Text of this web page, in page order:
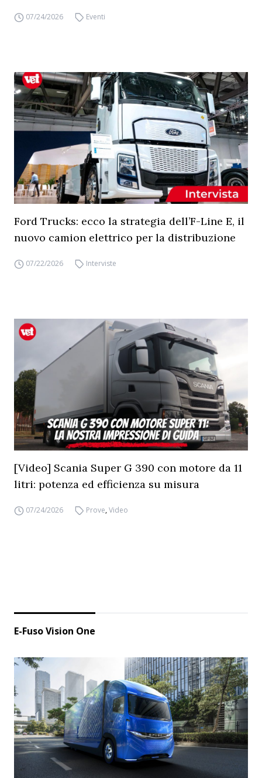
07/24/2026 Eventi
Ford Trucks: ecco la strategia dell’F-Line E, il
nuovo camion elettrico per la distribuzione
07/22/2026 Interviste
[Video] Scania Super G 390 con motore da 11
litri: potenza ed efficienza su misura
07/24/2026 Prove,Video
E-Fuso Vision One